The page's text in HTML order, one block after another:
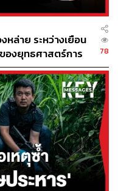
นธมิตรและผู้สนับสนุน
น ฌอง-ปิแอร์ โฆษก
บทราบถึงแผนการโจมตี
ลารุสในฐานะพันธมิตร
ดยประกาศจะส่งกอง
งเหตุผลว่า ยูเครน
โจมตีคุสค์ และชี้ว่าการ
การยั่วยุ และเบลารุส
หล่าย ระหว่างเยือน
องยุทธศาสตร์การ
78